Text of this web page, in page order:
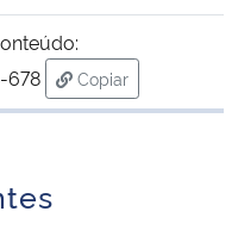
678
Copiar
para área de